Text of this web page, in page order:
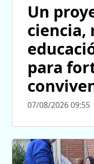
Un
ciencia,
para
07/08/2026 09:55